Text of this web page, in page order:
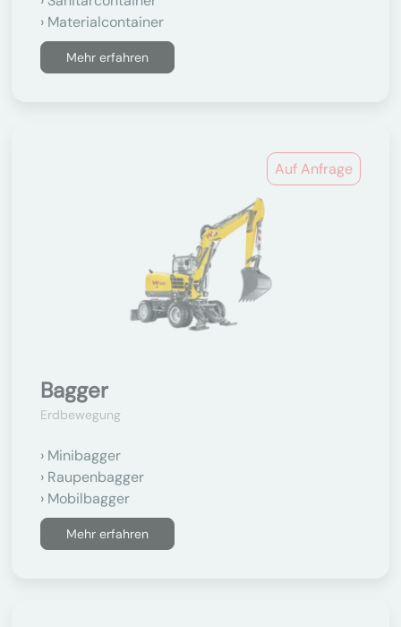
Materialcontainer
Mehr erfahren
Auf Anfrage
Bagger
Erdbewegung
Minibagger
Raupenbagger
Mobilbagger
Mehr erfahren